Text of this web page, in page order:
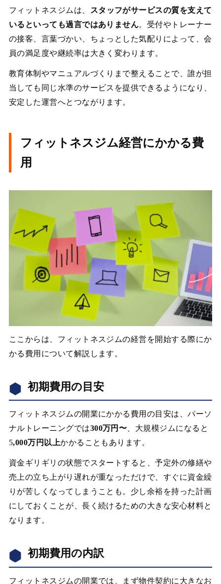
フィットネスジムは、
スタッフがサービスの質を支えて
いるといっても過言ではありません。受付やトレーナー
の接客、言葉づかい、ちょっとした気配りによって、会
員の満足度や継続率は大きく変わります。
教育体制やマニュアルづくりまで整えることで、誰が担
当しても同じ水準のサービスを提供できるようになり、
安定した運営へとつながります。
フィットネスジム経営にかかる費
用
ここからは、フィットネスジムの経営を開始する際にか
かる費用について解説します。
初期費用の目安
フィットネスジムの開業にかかる費用の目安は、パーソ
ナルトレーニングでは300万円〜 、大規模ジムになると
5,000万円以上かかることもあります。
資金ギリギリの状態でスタートすると、予定外の修繕や
売上の立ち上がり遅れが重なっただけで、すぐに資金繰
りが苦しくなってしまうことも。少し余裕を持った計画
にしておくことが、長く続けるための大きな安心材料と
なります。
初期費用の内訳
フィットネスジムの開業では、まず物件契約に大きなお